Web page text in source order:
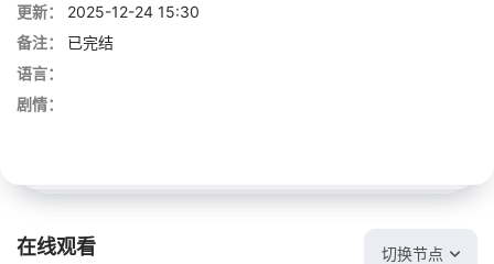
更新：
2025-12-24 15:30
备注：
已完结
语言：
剧情：
在线观看 切换节点